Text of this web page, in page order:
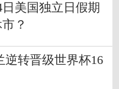
美国独立日假期
？
逆转晋级世界杯16